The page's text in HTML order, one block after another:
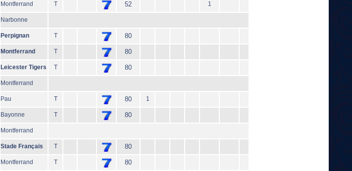
Montferrand T 52 1
Narbonne
Perpignan T 80
Montferrand T 80
Leicester Tigers T 80
Montferrand
Pau T 80 1
Bayonne T 80
Montferrand
Stade Français T 80
Montferrand T 80